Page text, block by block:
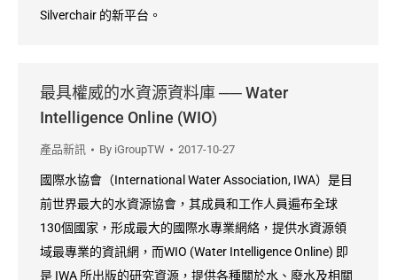
Silverchair 的新平台。
最具權威的水資源資料庫 ── Water
Intelligence Online (WIO)
產品新訊 By iGroupTW 2017-10-27
國際水協會（International Water Association, IWA）是目
前世界最大的水資源協會，其成員和工作人員遍布全球
130個國家，形成最大的國際水專業網絡，提供水資源領
域最專業的資訊網，而WIO (Water Intelligence Online) 即
是 IWA 所出版的研究資源，提供各種關於水、廢水及相關